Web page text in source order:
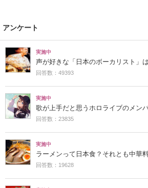
アンケート
実施中
声が好きな「日本のボーカリスト」
回答数：49393
実施中
歌が上手だと思うホロライブのメン
回答数：23835
実施中
ラーメンって日本食？それとも中華
回答数：19628